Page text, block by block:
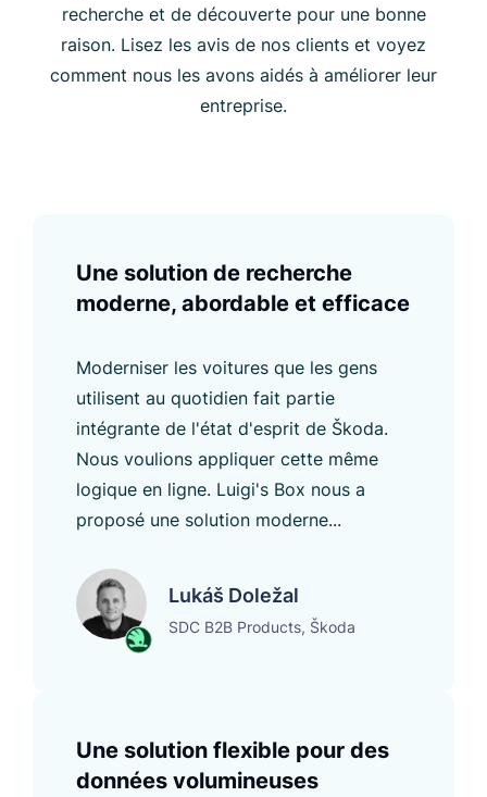
recherche et de découverte pour une bonne
raison. Lisez les avis de nos clients et voyez
comment nous les avons aidés à améliorer leur
entreprise.
Une solution de recherche
moderne, abordable et efficace
Moderniser les voitures que les gens
utilisent au quotidien fait partie
intégrante de l'état d'esprit de Škoda.
Nous voulions appliquer cette même
logique en ligne. Luigi's Box nous a
proposé une solution moderne...
Lukáš Doležal
SDC B2B Products, Škoda
Une solution flexible pour des
données volumineuses